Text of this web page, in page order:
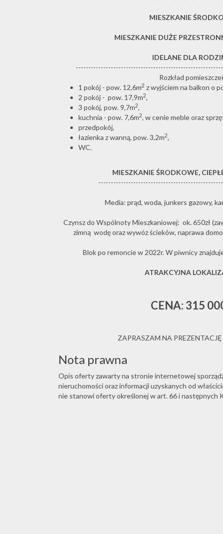
MIESZKANIE
MIESZKANIE DUŻE
IDELANE DLA
Rozkład
1 pokój - pow. 12,6m2 z wyjściem na balkon o
2 pokój - pow. 17,9m2,
3 pokój, pow. 9,7m2,
kuchnia - pow. 7,6m2, w cenie meble oraz
przedpokój,
łazienka z wanną, pow. 3,2m2,
WC.
MIESZKANIE ŚRODKOWE,
Media: prąd, woda, junkers gazowy,
Czynsz do Wspólnoty Mieszkaniowej: ok. 650zł
zimną wodę oraz wywóz ścieków, naprawa
Blok po remoncie w 2022r. W piwnicy
ATRAKCYJNA
CENA: 315
ZAPRASZAM NA
Nota prawna
Opis oferty zawarty na stronie internetowej
nieruchomości oraz informacji uzyskanych od
nie stanowi oferty określonej w art. 66 i następnych